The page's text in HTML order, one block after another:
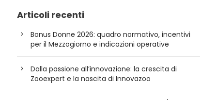
Articoli recenti
Bonus Donne 2026: quadro normativo, incentivi
per il Mezzogiorno e indicazioni operative
Dalla passione all’innovazione: la crescita di
Zooexpert e la nascita di Innovazoo